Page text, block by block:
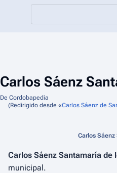
Carlos Sáenz
De Cordobapedia
(Redirigido desde «Carlos Sáenz de
Carlos
Carlos Sáenz Santamaría de
municipal.